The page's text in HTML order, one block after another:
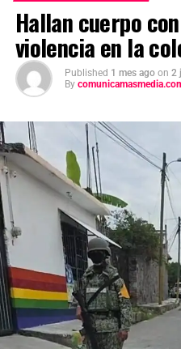
Hallan cuerpo
violencia en la
Published 1 mes ago on 2
By